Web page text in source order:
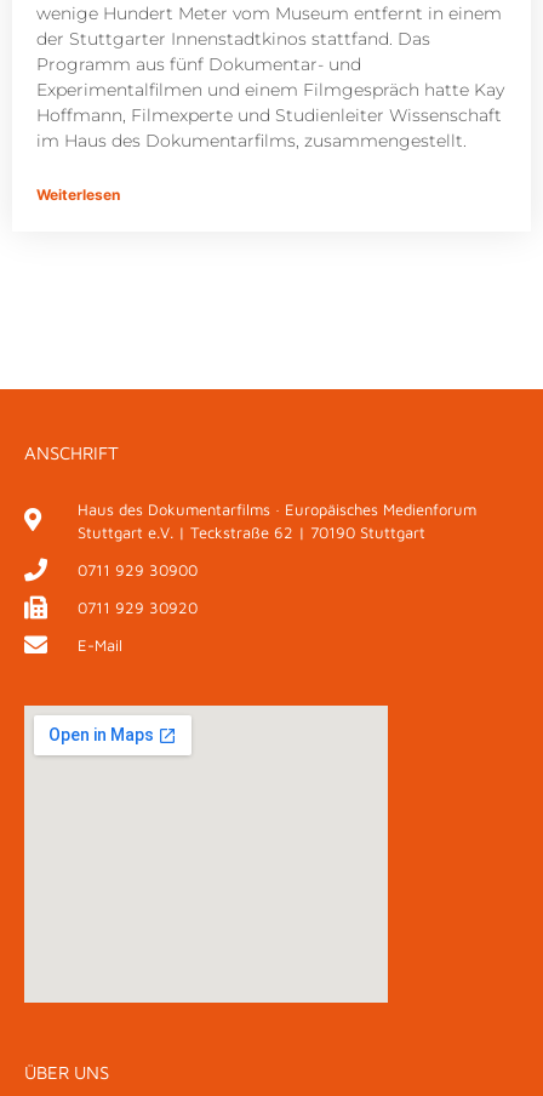
wenige Hundert Meter vom Museum entfernt in einem
der Stuttgarter Innenstadtkinos stattfand. Das
Programm aus fünf Dokumentar- und
Experimentalfilmen und einem Filmgespräch hatte Kay
Hoffmann, Filmexperte und Studienleiter Wissenschaft
im Haus des Dokumentarfilms, zusammengestellt.
Weiterlesen
ANSCHRIFT
Haus des Dokumentarfilms · Europäisches Medienforum
Stuttgart e.V. | Teckstraße 62 | 70190 Stuttgart
0711 929 30900
0711 929 30920
E-Mail
ÜBER UNS